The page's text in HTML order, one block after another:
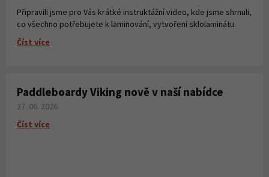
Připravili jsme pro Vás krátké instruktážní video, kde jsme shrnuli,
co všechno potřebujete k laminování, vytvoření sklolaminátu.
Číst více
Paddleboardy Viking nově v naší nabídce
27. 06. 2026
Číst více